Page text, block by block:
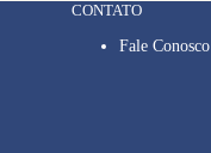
CONTATO
Fale Conosco